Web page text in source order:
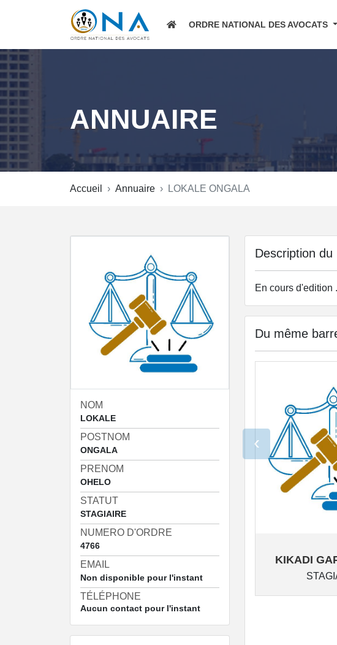
ORDRE NATIONAL DES AVOCATS
ANNUAIRE
Accueil Annuaire LOKALE ONGALA
NOM
LOKALE
POSTNOM
ONGALA
PRENOM
OHELO
STATUT
STAGIAIRE
NUMERO D'ORDRE
4766
EMAIL
Non disponible pour l'instant
TÉLÉPHONE
Aucun contact pour l'instant
Description du
En cours d'edition
Du même
KIKADI
‹